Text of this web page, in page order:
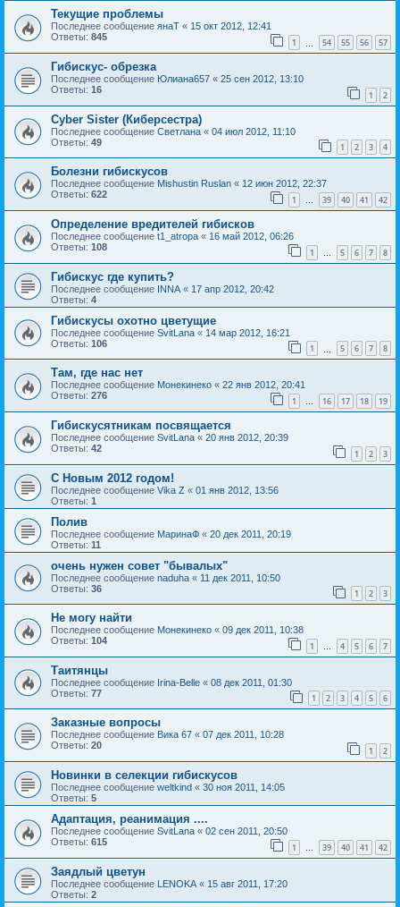
Текущие проблемы
Последнее сообщение янаТ « 15 окт 2012, 12:41
Ответы: 845 1 54 55 56 57
Гибискус- обрезка
Последнее сообщение Юлиана657 « 25 сен 2012, 13:10
Ответы: 16 1 2
Cyber Sister (Киберсестра)
Последнее сообщение Светлана « 04 июл 2012, 11:10
Ответы: 49 1 2 3 4
Болезни гибискусов
Последнее сообщение Mishustin Ruslan « 12 июн 2012, 22:37
Ответы: 622 1 … 39 40 41 42
Определение вредителей гибисков
Последнее сообщение t1_atropa « 16 май 2012, 06:26
Ответы: 108 1 … 5 6 7 8
Гибискус где купить?
Последнее сообщение INNA « 17 апр 2012, 20:42
Ответы: 4
Гибискусы охотно цветущие
Последнее сообщение SvitLana « 14 мар 2012, 16:21
Ответы: 106 1 5 6 7 8
Там, где нас нет
Последнее сообщение Монекинеко « 22 янв 2012, 20:41
Ответы: 276 1 … 16 17 18 19
Гибискусятникам посвящается
Последнее сообщение SvitLana « 20 янв 2012, 20:39
Ответы: 42 1 2 3
С Новым 2012 годом!
Последнее сообщение Vika Z « 01 янв 2012, 13:56
Ответы: 1
Полив
Последнее сообщение МаринаФ « 20 дек 2011, 20:19
Ответы: 11
очень нужен совет "бывалых"
Последнее сообщение naduha « 11 дек 2011, 10:50
Ответы: 36 1 2 3
Не могу найти
Последнее сообщение Монекинеко « 09 дек 2011, 10:38
Ответы: 104 1 … 4 5 6 7
Таитянцы
Последнее сообщение Irina-Belle « 08 дек 2011, 01:30
Ответы: 77 1 2 3 4 5 6
Заказные вопросы
Последнее сообщение Вика 67 « 07 дек 2011, 10:28
Ответы: 20 1 2
Новинки в селекции гибискусов
Последнее сообщение weltkind « 30 ноя 2011, 14:05
Ответы: 5
Адаптация, реанимация ....
Последнее сообщение SvitLana « 02 сен 2011, 20:50
Ответы: 615 1 … 39 40 41 42
Заядлый цветун
Последнее сообщение LENOKA « 15 авг 2011, 17:20
Ответы: 2